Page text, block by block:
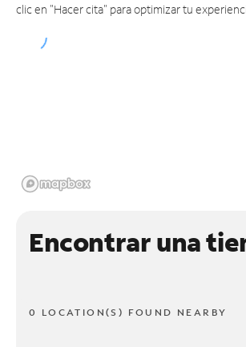
clic en "Hacer cita" para optimizar tu
Encontrar una
0 LOCATION(S) FOUND NEARBY